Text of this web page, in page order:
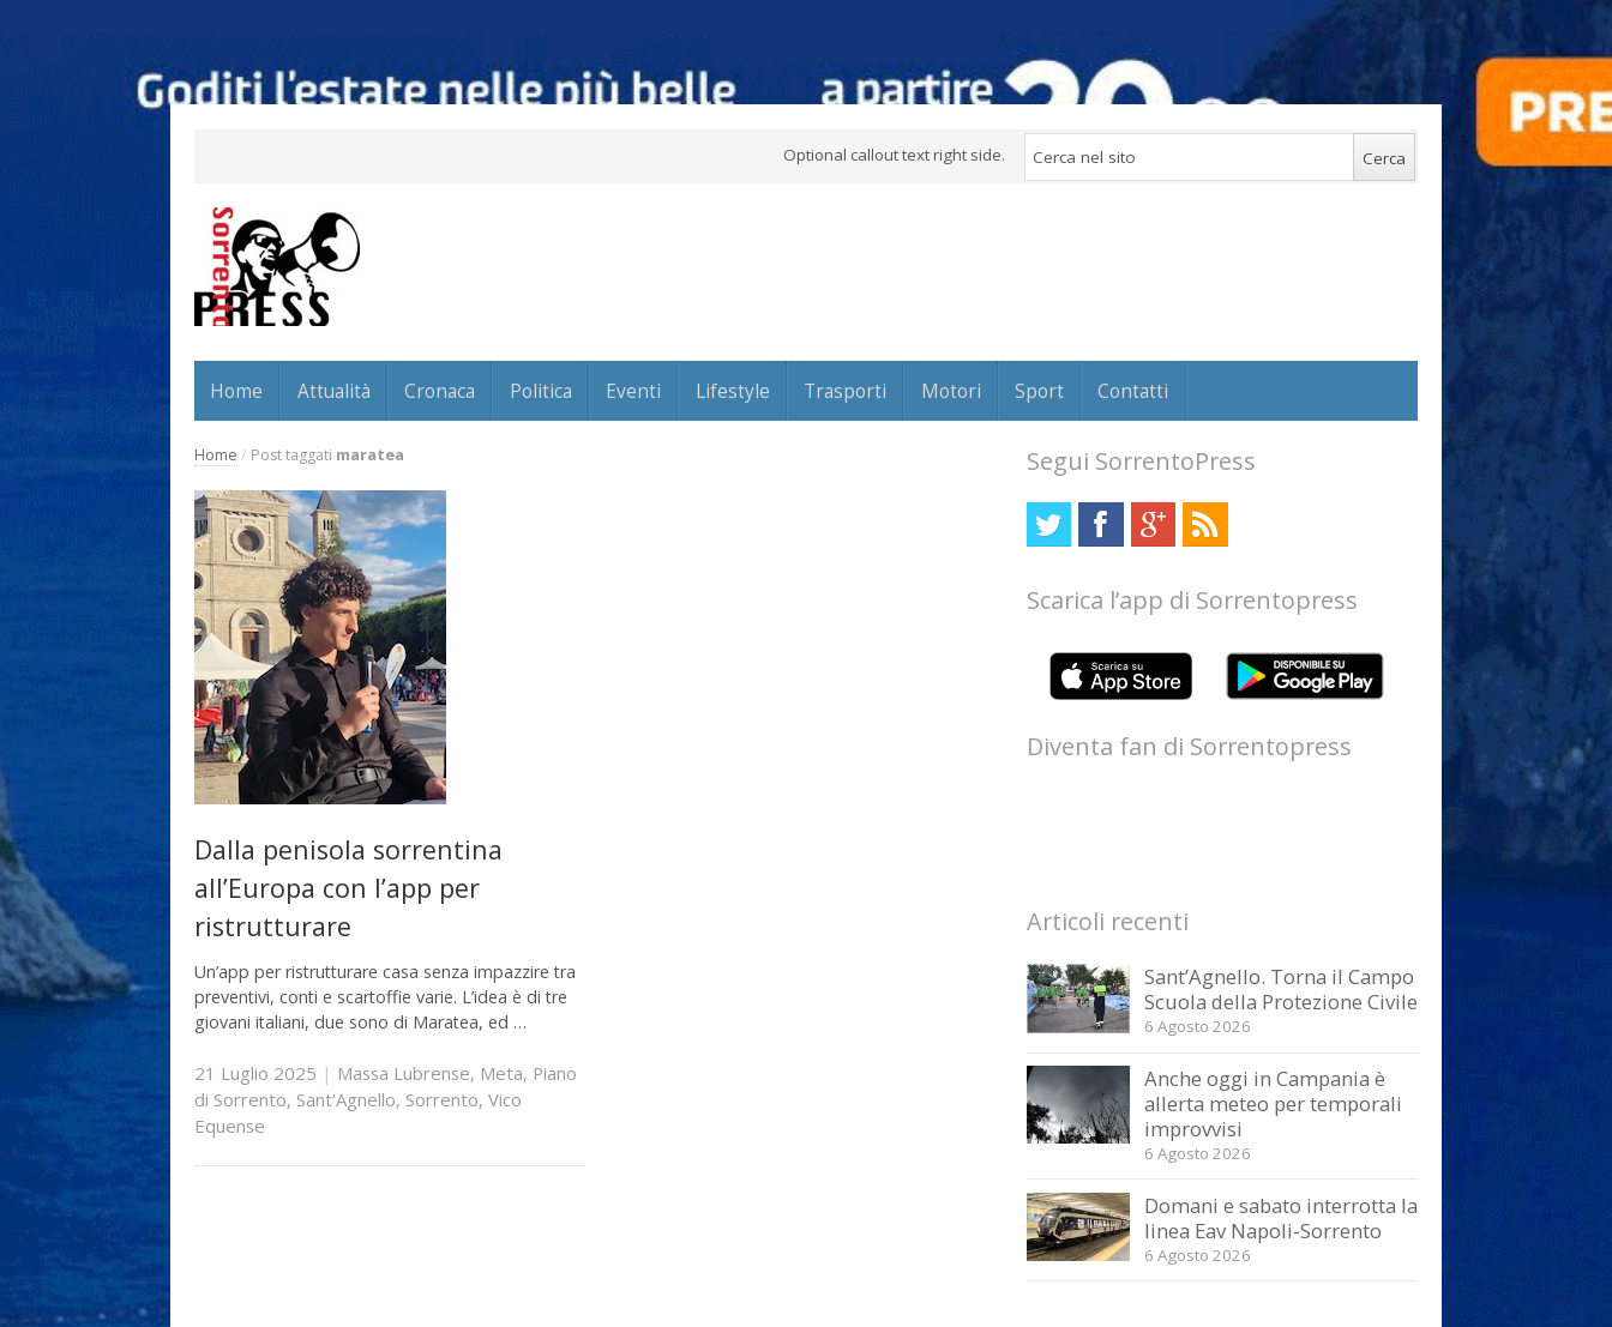
Optional callout text right side.
Home Attualità Cronaca Politica Eventi Lifestyle Trasporti Motori Sport Contatti
Home / Post taggati maratea
Dalla penisola sorrentina
all’Europa con l’app per
ristrutturare
Un’app per ristrutturare casa senza impazzire tra
preventivi, conti e scartoffie varie. L’idea è di tre
giovani italiani, due sono di Maratea, ed …
21 Luglio 2025 | Massa Lubrense, Meta, Piano
di Sorrento, Sant'Agnello, Sorrento, Vico
Equense
Segui SorrentoPress
Scarica l’app di Sorrentopress
Diventa fan di Sorrentopress
Articoli recenti
Sant’Agnello. Torna il Campo
Scuola della Protezione Civile
6 Agosto 2026
Anche oggi in Campania è
allerta meteo per temporali
improvvisi
6 Agosto 2026
Domani e sabato interrotta la
linea Eav Napoli-Sorrento
6 Agosto 2026